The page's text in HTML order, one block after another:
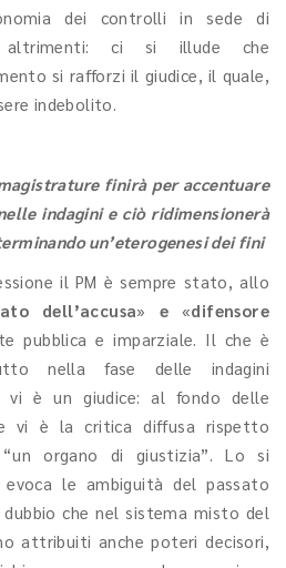
dei controlli in sede di
altrimenti: ci si illude che
si rafforzi il giudice, il quale,
indebolito.
finirà per accentuare
indagini e ciò ridimensionerà
un’eterogenesi dei fini
il PM è sempre stato, allo
dell’accusa» e «difensore
pubblica e imparziale. Il che è
nella fase delle indagini
vi è un giudice: al fondo delle
vi è la critica diffusa rispetto
organo di giustizia”. Lo si
le ambiguità del passato
che nel sistema misto del
attribuiti anche poteri decisori,